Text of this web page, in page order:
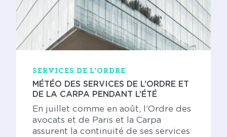
SERVICES DE L'ORDRE
MÉTÉO DES SERVICES DE L’ORDRE ET
DE LA CARPA PENDANT L’ÉTÉ
En juillet comme en août, l’Ordre des
avocats et de Paris et la Carpa
assurent la continuité de ses services